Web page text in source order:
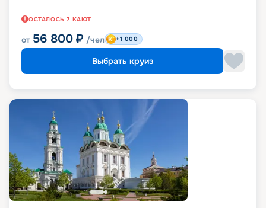
ОСТАЛОСЬ 7 КАЮТ
от 56 800 ₽ /чел +1 000
Выбрать круиз